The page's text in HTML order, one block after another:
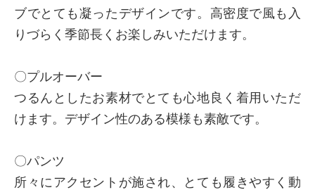
ブでとても凝ったデザインです。高密度で風も入
りづらく季節長くお楽しみいただけます。
〇プルオーバー
つるんとしたお素材でとても心地良く着用いただ
けます。デザイン性のある模様も素敵です。
〇パンツ
所々にアクセントが施され、とても履きやすく動